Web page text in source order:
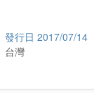
2017/07/14
台灣